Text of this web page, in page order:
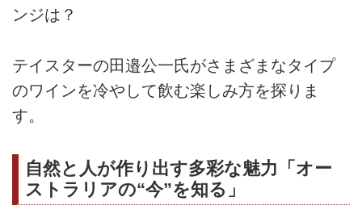
ンジは？
テイスターの田邉公一氏がさまざまなタイプ
のワインを冷やして飲む楽しみ方を探りま
す。
自然と人が作り出す多彩な魅力「オー
ストラリアの“今”を知る」